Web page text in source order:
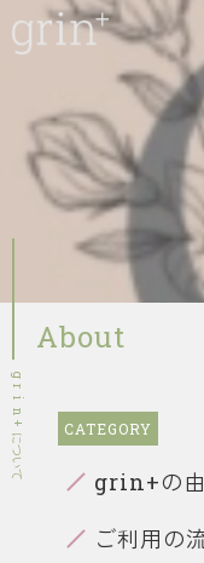
About
gr
i
n
+
に
つ
い
て
grin+の
ご利用の